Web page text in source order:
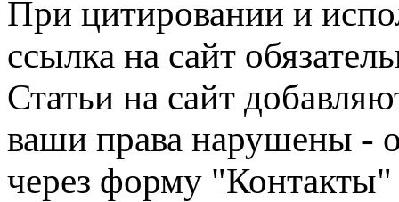
При цитировании и
ссылка на сайт
Статьи на сайт
ваши права нарушены -
через форму "Контакты"